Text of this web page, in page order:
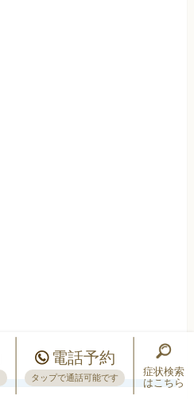
電話予約
タップで通話可能です
症状検索
はこちら